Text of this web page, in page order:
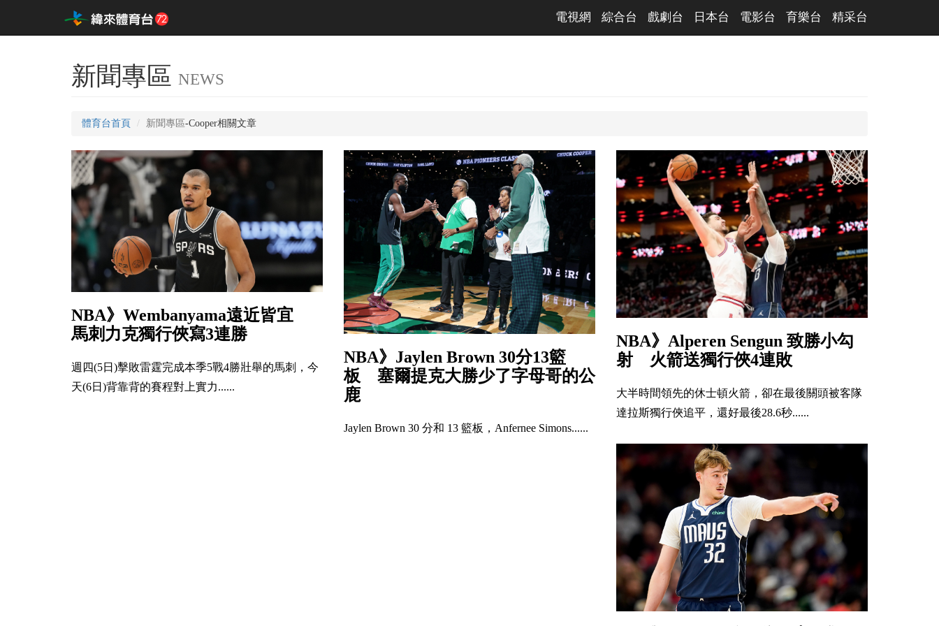
電視網 綜合台 戲劇台 日本台 電影台 育樂台 精采台
新聞專區 NEWS
體育台首頁 新聞專區-Cooper相關文章
NBA》Wembanyama遠近皆宜
馬刺力克獨行俠寫3連勝
週四(5日)擊敗雷霆完成本季5戰4勝壯舉的馬刺，今
天(6日)背靠背的賽程對上實力......
NBA》Jaylen Brown 30分13籃
板 塞爾提克大勝少了字母哥的公
鹿
Jaylen Brown 30 分和 13 籃板，Anfernee Simons......
NBA》Alperen Sengun 致勝小勾
射 火箭送獨行俠4連敗
大半時間領先的休士頓火箭，卻在最後關頭被客隊
達拉斯獨行俠追平，還好最後28.6秒......